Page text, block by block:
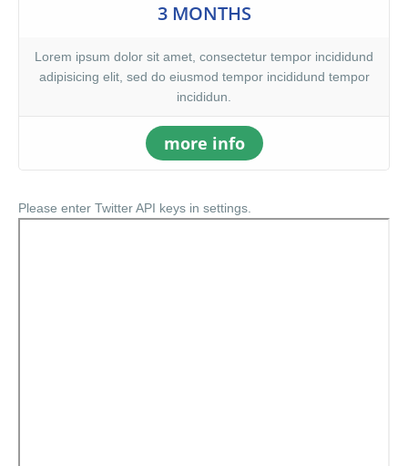
3 MONTHS
Lorem ipsum dolor sit amet, consectetur tempor incididund
adipisicing elit, sed do eiusmod tempor incididund tempor
incididun.
more info
Please enter Twitter API keys in settings.